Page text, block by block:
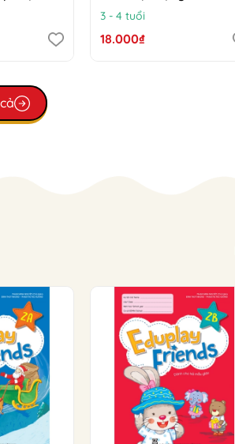
liên
giáo
–
và
(Trẻ
3 - 4 tuổi
18.000₫